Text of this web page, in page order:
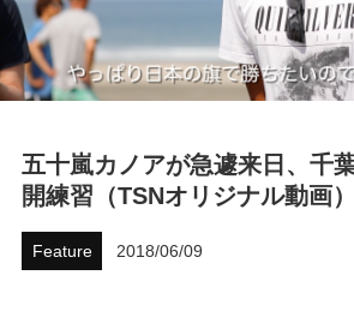
五十嵐カノアが急遽来日、千
開練習（TSNオリジナル動画）
Feature 2018/06/09
ニュース
特集